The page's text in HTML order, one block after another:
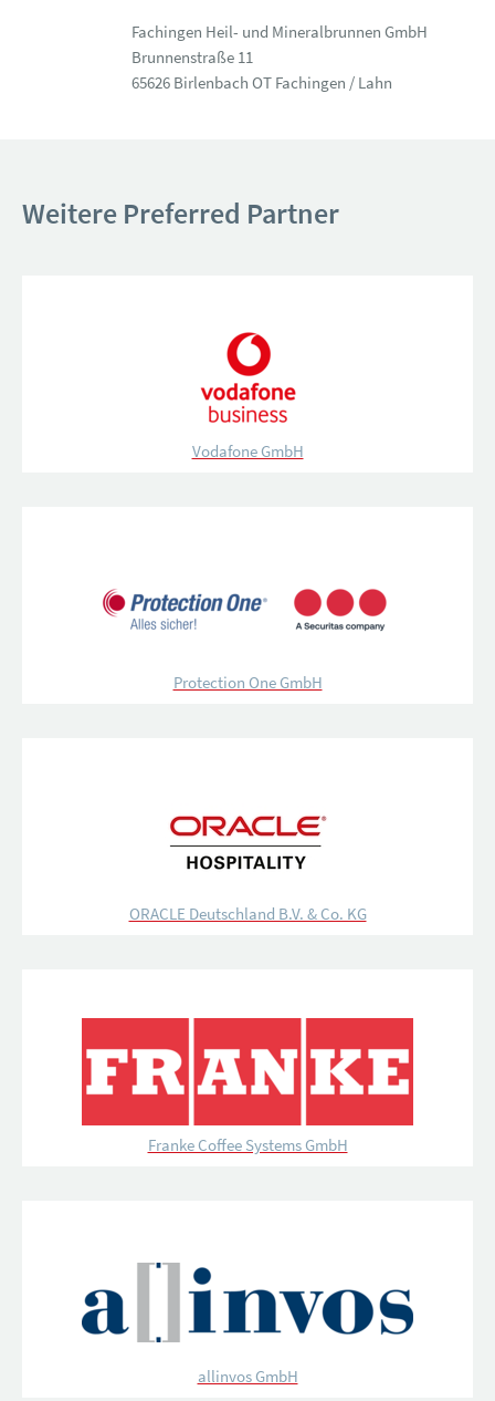
Fachingen Heil- und Mineralbrunnen GmbH
Brunnenstraße 11
65626 Birlenbach OT Fachingen / Lahn
Weitere Preferred Partner
Vodafone GmbH
Protection One GmbH
ORACLE Deutschland B.V. & Co. KG
Franke Coffee Systems GmbH
allinvos GmbH